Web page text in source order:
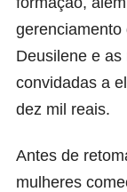
gerenciamento
Deusilene e
convidadas a
dez mil reais.
Antes de
mulheres